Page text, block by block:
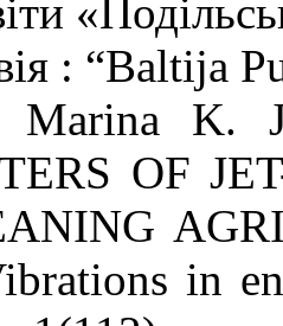
: “Baltija
Marina K.
OF
in